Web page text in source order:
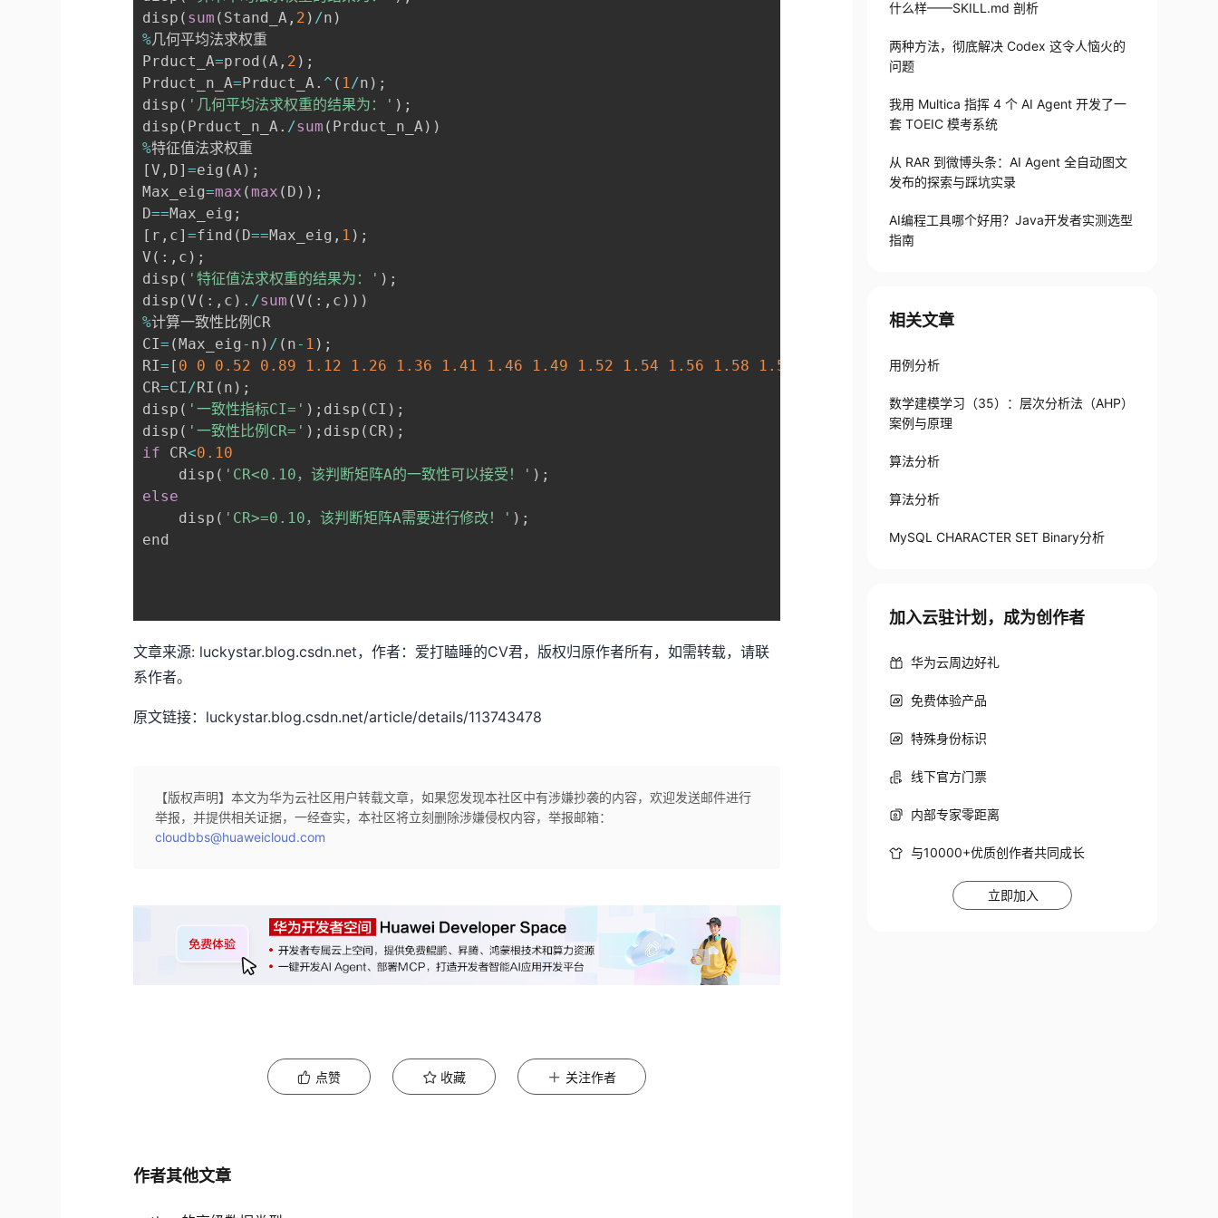
disp ( sum ( Stand_A , 2 ) /n )
%几何平均法求权重
Prduct_A=prod (A , 2 ) ;
Prduct_n_A=Prduct_A. ^ ( 1/n ) ;
disp ( '几何平均法求权重的结果为：' ) ;
disp ( Prduct_n_A. /sum ( Prduct_n_A) )
%
[V , D]=eig (A) ;
Max_eig=max ( max ( D ) ) ;
D==Max_eig ;
[ r , c]=find ( D==Max_eig , 1 ) ;
V ( : , c ) ;
disp ( '特征值法求权重的结果为：' ) ;
disp (V ( : , c ) . /sum (V ( : , c ) ) )
%计算一致性比例CR
CI= (Max_eig - n ) / ( n- 1 ) ;
RI= [ 0 0 0.52 0.89 1.12 1.26 1.36 1.41 1.46 1.49 1.52 1.54 1.56 1.58 1.59
CR=CI/RI ( n ) ;
disp ( '一致性指标CI=' ) ; disp ( CI ) ;
disp ( '一致性比例CR=' ) ; disp ( CR) ;
if CR<0.10
    disp
( 'CR<0.10，该判断矩阵A的一致性可以接受！' ) ;
else
    disp
( 'CR>=0.10，该判断矩阵A需要进行修改！' ) ;
end
文章来源: luckystar.blog.csdn.net，作者：爱打瞌睡的CV君，版权归原作者所有，如需转载，请联
系作者。
原文链接：luckystar.blog.csdn.net/article/details/113743478
【版权声明】本文为华为云社区用户转载文章，如果您发现本社区中有涉嫌抄袭的内容，欢迎发送邮件进行
举报，并提供相关证据，一经查实，本社区将立刻删除涉嫌侵权内容，举报邮箱：
cloudbbs@huaweicloud.com
点赞 收藏 关注作者
作者其他文章
什么样——SKILL.md 剖析
两种方法，彻底解决 Codex 这令人恼火的
问题
我用 Multica 指挥 4 个 AI Agent 开发了一
套 TOEIC 模考系统
从 RAR 到微博头条：AI Agent 全自动图文
发布的探索与踩坑实录
AI编程工具哪个好用？Java开发者实测选型
指南
相关文章
用例分析
数学建模学习（35）：层次分析法（AHP）
案例与原理
算法分析
算法分析
MySQL CHARACTER SET Binary分析
加入云驻计划，成为创作者
华为云周边好礼
免费体验产品
特殊身份标识
线下官方门票
内部专家零距离
与10000+优质创作者共同成长
立即加入